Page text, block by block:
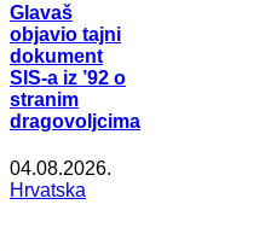
Glavaš
objavio tajni
dokument
SIS-a iz ’92 o
stranim
dragovoljcima
04.08.2026.
Hrvatska